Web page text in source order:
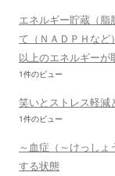
エネルギー貯蔵（脂
て（ＮＡＤＰＨなど
以上のエネルギーが
1件のビュー
笑いとストレス軽減
1件のビュー
～血症（～けっし
する状態